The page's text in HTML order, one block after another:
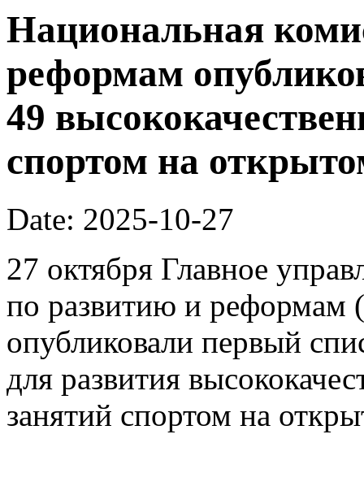
Национальная
реформам
49
спортом на
Date: 2025-10-27
27 октября Главное
по развитию и реформам
опубликовали первый
для развития
занятий спортом на